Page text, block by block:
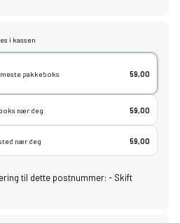
i kassen
pakkeboks 59,00
nær deg 59,00
nær deg 59,00
til dette postnummer: - Skift